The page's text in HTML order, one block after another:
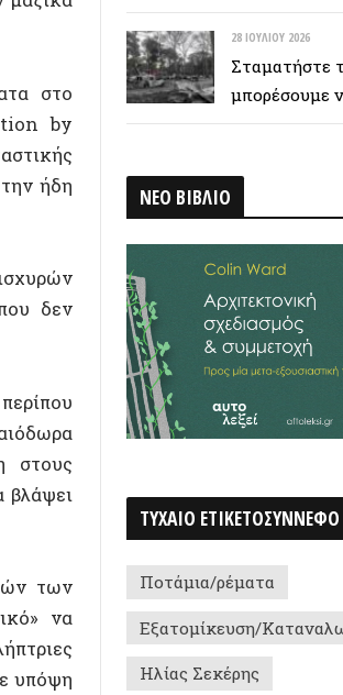
ΝΕΟ ΒΙΒΛΙΟ
ΤΥΧΑΙΟ ΕΤΙΚΕΤΟΣΥΝΝΕΦΟ
Ποτάμια/ρέματα
Εξατομίκευση/Καταναλωτισμός Ιράν
Ηλίας Σεκέρης
Γιάννης-Παναγιώτης Βούλγαρης
Κωστής Τριανταφύλλου CLR James
Μόλυνση Τεχνολογία/Επιστήμη
Αυτονομία Ελένη Τσακωνίτη
Καρλ Πολάνυι Έμμα Γκόλντμαν